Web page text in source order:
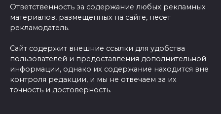
Ответственность за содержание любых рекламных
материалов, размещенных на сайте, несет
рекламодатель.
Сайт содержит внешние ссылки для удобства
пользователей и предоставления дополнительной
информации, однако их содержание находится вне
контроля редакции, и мы не отвечаем за их
точность и достоверность.